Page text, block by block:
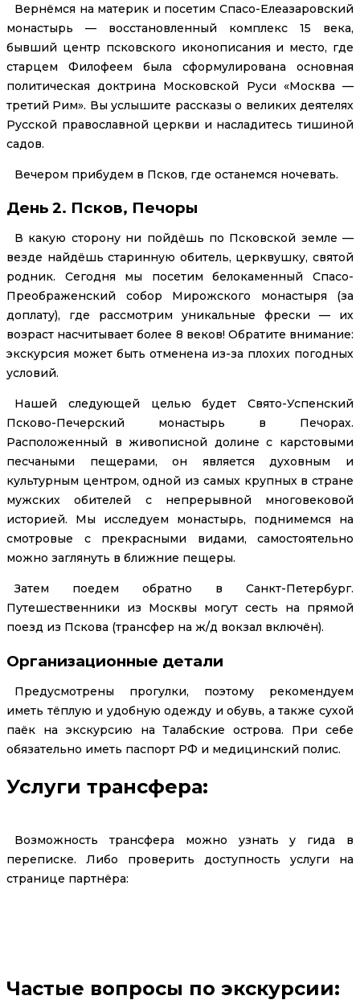
Вернёмся на материк и посетим Спасо-Елеазаровский
монастырь — восстановленный комплекс 15 века,
бывший центр псковского иконописания и место, где
старцем Филофеем была сформулирована основная
политическая доктрина Московской Руси «Москва —
третий Рим». Вы услышите рассказы о великих деятелях
Русской православной церкви и насладитесь тишиной
садов.
Вечером прибудем в Псков, где останемся ночевать.
День 2. Псков, Печоры
В какую сторону ни пойдёшь по Псковской земле —
везде найдёшь старинную обитель, церквушку, святой
родник. Сегодня мы посетим белокаменный Спасо-
Преображенский собор Мирожского монастыря (за
доплату), где рассмотрим уникальные фрески — их
возраст насчитывает более 8 веков! Обратите внимание:
экскурсия может быть отменена из-за плохих погодных
условий.
Нашей следующей целью будет Свято-Успенский
Псково-Печерский монастырь в Печорах.
Расположенный в живописной долине с карстовыми
песчаными пещерами, он является духовным и
культурным центром, одной из самых крупных в стране
мужских обителей с непрерывной многовековой
историей. Мы исследуем монастырь, поднимемся на
смотровые с прекрасными видами, самостоятельно
можно заглянуть в ближние пещеры.
Затем поедем обратно в Санкт-Петербург.
Путешественники из Москвы могут сесть на прямой
поезд из Пскова (трансфер на ж/д вокзал включён).
Организационные детали
Предусмотрены прогулки, поэтому рекомендуем
иметь тёплую и удобную одежду и обувь, а также сухой
паёк на экскурсию на Талабские острова. При себе
обязательно иметь паспорт РФ и медицинский полис.
Услуги трансфера:
Возможность трансфера можно узнать у гида в
переписке. Либо проверить доступность услуги на
странице партнёра:
Частые вопросы по экскурсии: